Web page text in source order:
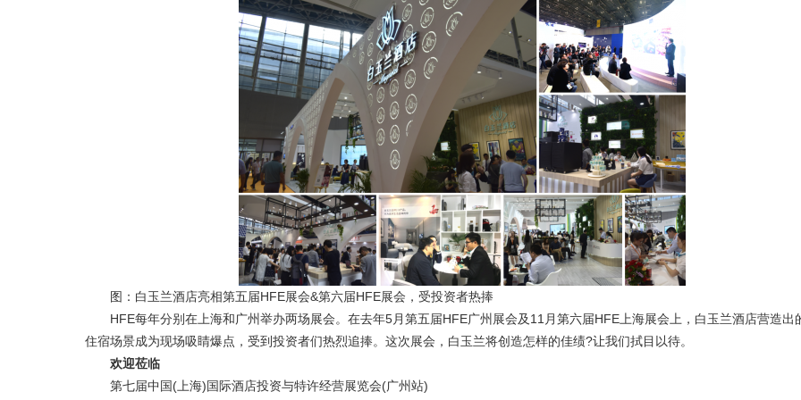
图：白玉兰酒店亮相第五届HFE展会&第六届HFE展会，受投资者热捧
HFE每年分别在上海和广州举办两场展会。在去年5月第五届HFE广州展会及11月第六届HFE上海展会上，白玉兰酒店营造出
住宿场景成为现场吸睛爆点，受到投资者们热烈追捧。这次展会，白玉兰将创造怎样的佳绩?让我们拭目以待。
欢迎莅临
第七届中国(上海)国际酒店投资与特许经营展览会(广州站)